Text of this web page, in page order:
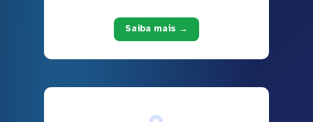
Saiba mais →